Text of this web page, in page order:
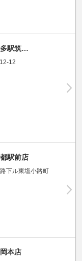
駅筑…
12
駅前店
下ル東塩小路町
本店